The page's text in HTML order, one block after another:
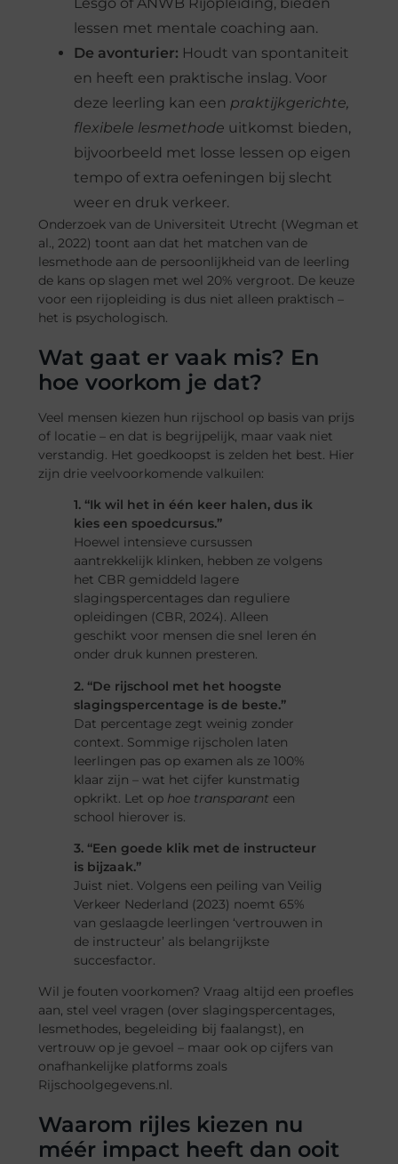
lessen met mentale coaching aan.
De avonturier: Houdt van spontaniteit
en heeft een praktische inslag. Voor
deze leerling kan een praktijkgerichte,
flexibele lesmethode uitkomst bieden,
bijvoorbeeld met losse lessen op eigen
tempo of extra oefeningen bij slecht
weer en druk verkeer.
Onderzoek van de Universiteit Utrecht (Wegman et
al., 2022) toont aan dat het matchen van de
lesmethode aan de persoonlijkheid van de leerling
de kans op slagen met wel 20% vergroot. De keuze
voor een rijopleiding is dus niet alleen praktisch –
het is psychologisch.
Wat gaat er vaak mis? En
hoe voorkom je dat?
Veel mensen kiezen hun rijschool op basis van prijs
of locatie – en dat is begrijpelijk, maar vaak niet
verstandig. Het goedkoopst is zelden het best. Hier
zijn drie veelvoorkomende valkuilen:
1. “Ik wil het in één keer halen, dus ik
kies een spoedcursus.”
Hoewel intensieve cursussen
aantrekkelijk klinken, hebben ze volgens
het CBR gemiddeld lagere
slagingspercentages dan reguliere
opleidingen (CBR, 2024). Alleen
geschikt voor mensen die snel leren én
onder druk kunnen presteren.
2. “De rijschool met het hoogste
slagingspercentage is de beste.”
Dat percentage zegt weinig zonder
context. Sommige rijscholen laten
leerlingen pas op examen als ze 100%
klaar zijn – wat het cijfer kunstmatig
opkrikt. Let op hoe transparant een
school hierover is.
3. “Een goede klik met de instructeur
is bijzaak.”
Juist niet. Volgens een peiling van Veilig
Verkeer Nederland (2023) noemt 65%
van geslaagde leerlingen ‘vertrouwen in
de instructeur’ als belangrijkste
succesfactor.
Wil je fouten voorkomen? Vraag altijd een proefles
aan, stel veel vragen (over slagingspercentages,
lesmethodes, begeleiding bij faalangst), en
vertrouw op je gevoel – maar ook op cijfers van
onafhankelijke platforms zoals
Rijschoolgegevens.nl.
Waarom rijles kiezen nu
méér impact heeft dan ooit